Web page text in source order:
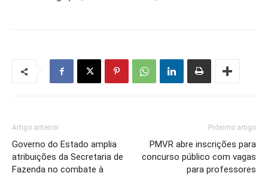
Artigo anterior
Governo do Estado amplia
atribuições da Secretaria de
Fazenda no combate à
Próximo artigo
PMVR abre inscrições para
concurso público com vagas
para professores